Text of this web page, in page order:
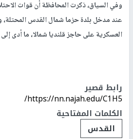
وفي السياق، ذكرت المحافظة أن قوات
عند مدخل بلدة حزما شمال القدس
العسكرية على حاجز قلنديا شمالا، ما أدى
رابط قصير
https://nn.najah.edu/C1H5/
الكلمات المفتاحية
القدس